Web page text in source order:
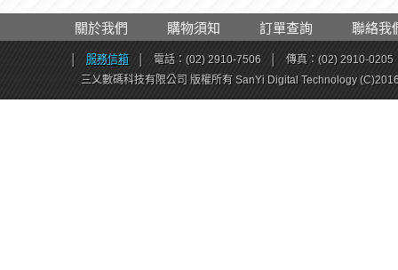
關於我們 購物須知 訂單查詢 聯絡我
服務信箱 電話：(02) 2910-7506
傳真：(02) 2910-0205
三乂數碼科技有限公司 版權所有 SanYi Digital Technology